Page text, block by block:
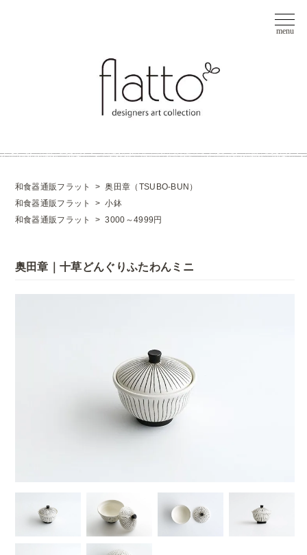
和食器通販フラット >奥田章（TSUBO-BUN）
和食器通販フラット
>小鉢
和食器通販フラット
>3000～4999円
奥田章｜十草どんぐりふたわんミニ